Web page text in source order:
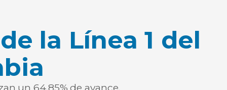
la Línea 1 del
un 64,85% de avance.